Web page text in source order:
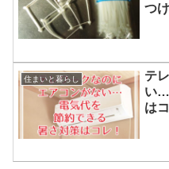
つ
住まいと暮らし
テ
い…
は